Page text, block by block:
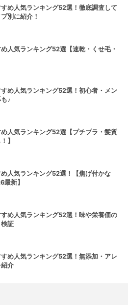
め人気ランキング52選！徹底調査して
別に紹介！
人気ランキング52選【速乾・くせ毛・
め人気ランキング52選！初心者・メン
♪
人気ランキング52選【プチプラ・髪質
】
人気ランキング52選！【焦げ付かな
新】
め人気ランキング52選！味や栄養価の
証
すめ人気ランキング52選！無添加・アレ
介